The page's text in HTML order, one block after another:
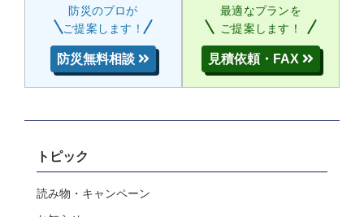
防災のプロが
ご提案します！
防災無料相談
最適なプランを
ご提案します！
見積依頼・FAX
トピック
読み物・キャンペーン